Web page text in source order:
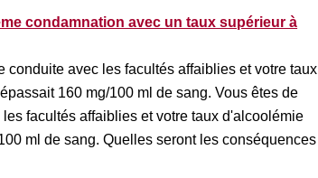
condamnation avec un taux supérieur à
conduite avec les facultés affaiblies et votre taux
160 mg/100 ml de sang. Vous êtes de
facultés affaiblies et votre taux d'alcoolémie
ml de sang. Quelles seront les conséquences